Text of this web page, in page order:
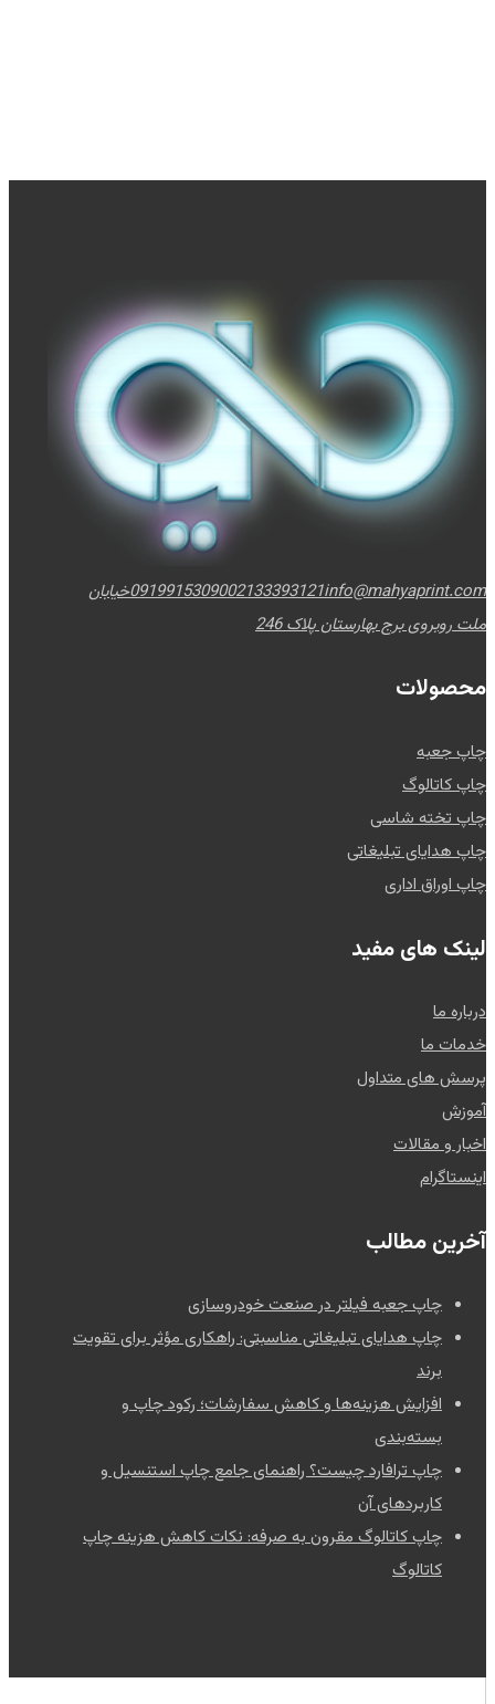
0919915309002133393121info@mahyaprint.com
خیابان
ملت روبروی برج بهارستان پلاک 246
محصولات
چاپ جعبه
چاپ کاتالوگ
چاپ تخته شاسی
چاپ هدایای تبلیغاتی
چاپ اوراق اداری
لینک های مفید
درباره ما
خدمات ما
پرسش های متداول
آموزش
اخبار و مقالات
اینستاگرام
آخرین مطالب
چاپ جعبه فیلتر در صنعت خودروسازی
چاپ هدایای تبلیغاتی مناسبتی: راهکاری مؤثر برای تقویت
برند
افزایش هزینه‌ها و کاهش سفارشات؛ رکود چاپ و
بسته‌بندی
چاپ ترافارد چیست؟ راهنمای جامع چاپ استنسیل و
کاربردهای آن
چاپ کاتالوگ مقرون به صرفه: نکات کاهش هزینه چاپ
کاتالوگ